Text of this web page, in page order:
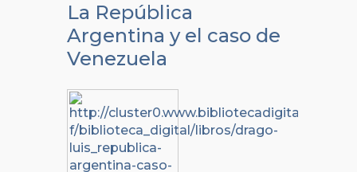
La República
Argentina y el caso de
Venezuela